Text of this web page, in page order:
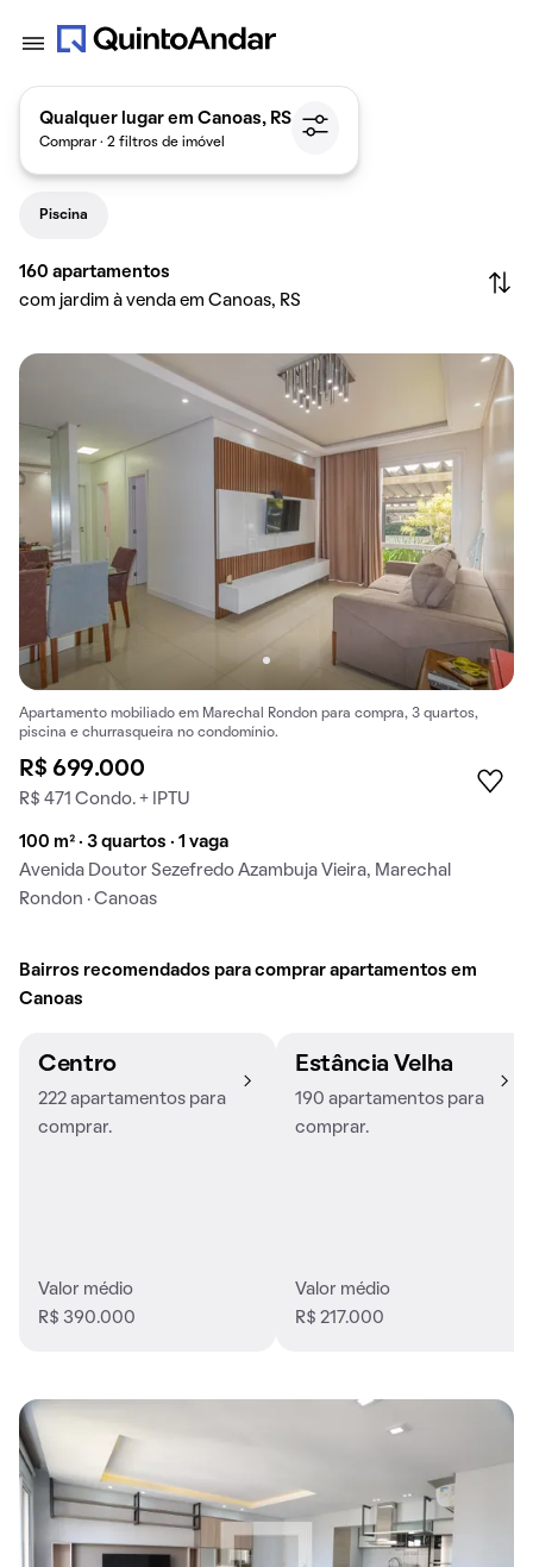
Qualquer lugar em Canoas, RS
Comprar · 2 filtros de imóvel
Piscina
160 apartamentos
com jardim à venda em Canoas, RS
Apartamento mobiliado em Marechal Rondon para compra, 3 quartos,
piscina e churrasqueira no condomínio.
R$ 699.000
R$ 471 Condo. + IPTU
100 m² · 3 quartos · 1 vaga
Avenida Doutor Sezefredo Azambuja Vieira, Marechal
Rondon · Canoas
Bairros recomendados para comprar apartamentos em
Canoas
Centro
222 apartamentos para
comprar.
Valor médio
R$ 390.000
Estância Velha
190 apartamentos para
comprar.
Valor médio
R$ 217.000